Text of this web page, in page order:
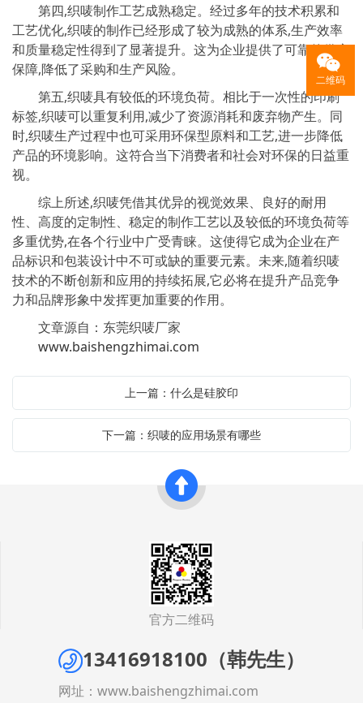
第四,织唛制作工艺成熟稳定。经过多年的技术积累和
工艺优化,织唛的制作已经形成了较为成熟的体系,生产效率
和质量稳定性得到了显著提升。这为企业提供了可靠的供应
保障,降低了采购和生产风险。
第五,织唛具有较低的环境负荷。相比于一次性的印刷
标签,织唛可以重复利用,减少了资源消耗和废弃物产生。同
时,织唛生产过程中也可采用环保型原料和工艺,进一步降低
产品的环境影响。这符合当下消费者和社会对环保的日益重
视。
综上所述,织唛凭借其优异的视觉效果、良好的耐用
性、高度的定制性、稳定的制作工艺以及较低的环境负荷等
多重优势,在各个行业中广受青睐。这使得它成为企业在产
品标识和包装设计中不可或缺的重要元素。未来,随着织唛
技术的不断创新和应用的持续拓展,它必将在提升产品竞争
力和品牌形象中发挥更加重要的作用。
文章源自：东莞织唛厂家
www.baishengzhimai.com
上一篇：什么是硅胶印
下一篇：织唛的应用场景有哪些
官方二维码
13416918100（韩先生）
网址： www.baishengzhimai.com
二维码